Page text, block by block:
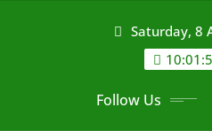
Saturday, 8
Follow Us